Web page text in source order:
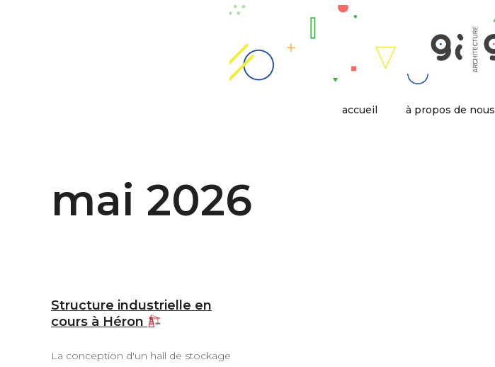
accueil à propos de nous
mai 2026
Structure industrielle en
cours à Héron
La conception d'un hall de stockage